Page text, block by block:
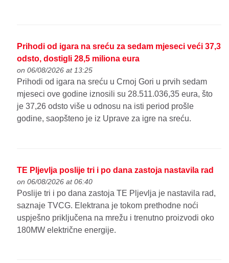
Prihodi od igara na sreću za sedam mjeseci veći 37,3
odsto, dostigli 28,5 miliona eura
on 06/08/2026 at 13:25
Prihodi od igara na sreću u Crnoj Gori u prvih sedam
mjeseci ove godine iznosili su 28.511.036,35 eura, što
je 37,26 odsto više u odnosu na isti period prošle
godine, saopšteno je iz Uprave za igre na sreću.
TE Pljevlja poslije tri i po dana zastoja nastavila rad
on 06/08/2026 at 06:40
Poslije tri i po dana zastoja TE Pljevlja je nastavila rad,
saznaje TVCG. Elektrana je tokom prethodne noći
uspješno priključena na mrežu i trenutno proizvodi oko
180MW električne energije.